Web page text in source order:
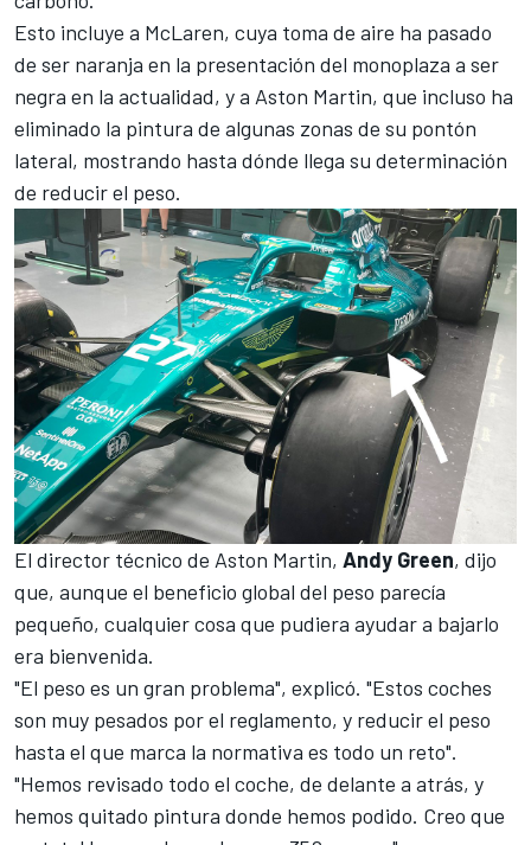
Esto incluye a McLaren, cuya toma de aire ha pasado
de ser naranja en la presentación del monoplaza a ser
negra en la actualidad, y a Aston Martin, que incluso ha
eliminado la pintura de algunas zonas de su pontón
lateral, mostrando hasta dónde llega su determinación
de reducir el peso.
El director técnico de Aston Martin, Andy Green, dijo
que, aunque el beneficio global del peso parecía
pequeño, cualquier cosa que pudiera ayudar a bajarlo
era bienvenida.
"El peso es un gran problema", explicó. "Estos coches
son muy pesados por el reglamento, y reducir el peso
hasta el que marca la normativa es todo un reto".
"Hemos revisado todo el coche, de delante a atrás, y
hemos quitado pintura donde hemos podido. Creo que